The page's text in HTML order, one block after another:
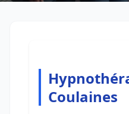
Coulaines